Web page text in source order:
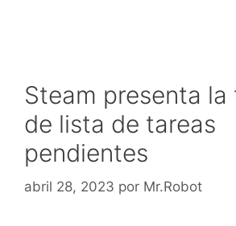
Steam presenta la
de lista de tareas
pendientes
abril 28, 2023 por Mr.Robot